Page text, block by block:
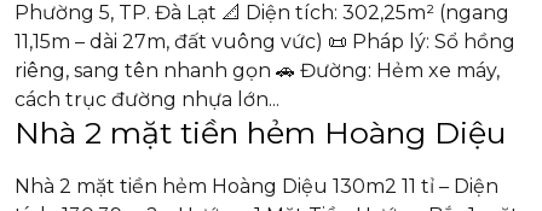
Phường 5, TP. Đà Lạt 📐 Diện tích: 302,25m² (ngang
11,15m – dài 27m, đất vuông vức) 📜 Pháp lý: Sổ hồng
riêng, sang tên nhanh gọn 🚗 Đường: Hẻm xe máy,
cách trục đường nhựa lớn...
Nhà 2 mặt tiền hẻm Hoàng Diệu
Nhà 2 mặt tiền hẻm Hoàng Diệu 130m2 11 tỉ – Diện